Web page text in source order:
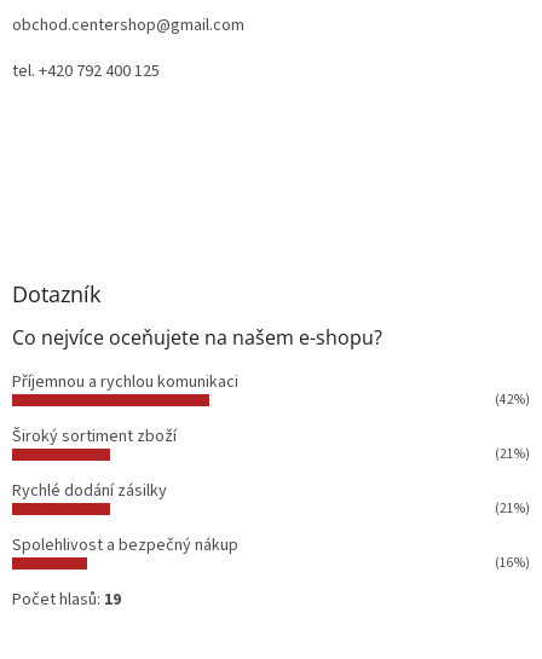
obchod.centershop@gmail.com
tel. +420 792 400 125
Dotazník
Co nejvíce oceňujete na našem e-shopu?
Příjemnou a rychlou komunikaci
(42%)
Široký sortiment zboží
(21%)
Rychlé dodání zásilky
(21%)
Spolehlivost a bezpečný nákup
(16%)
Počet hlasů: 19